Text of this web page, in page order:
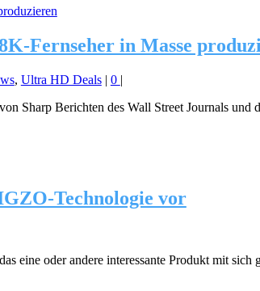
Fernseher in Masse
, Ultra HD Deals| 0 |
Sharp Berichten des Wall Street Journals und
Technologie vor
eine oder andere interessante Produkt mit